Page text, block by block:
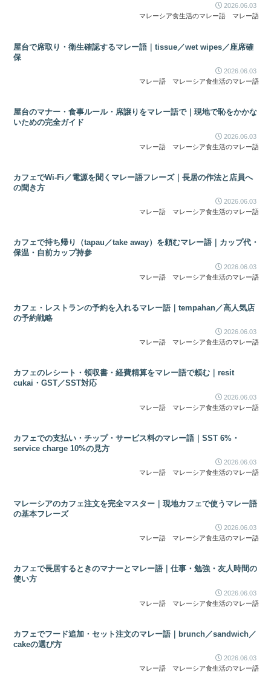
2026.06.03
マレーシア食生活のマレー語
マレー語
屋台で席取り・衛生確認するマレー語｜tissue／wet wipes／座席確
保
2026.06.03
マレー語
マレーシア食生活のマレー語
屋台のマナー・食事ルール・席譲りをマレー語で｜現地で恥をかかな
いための完全ガイド
2026.06.03
マレー語
マレーシア食生活のマレー語
カフェでWi-Fi／電源を聞くマレー語フレーズ｜長居の作法と店員へ
の聞き方
2026.06.03
マレー語
マレーシア食生活のマレー語
カフェで持ち帰り（tapau／take away）を頼むマレー語｜カップ代・
保温・自前カップ持参
2026.06.03
マレー語
マレーシア食生活のマレー語
カフェ・レストランの予約を入れるマレー語｜tempahan／高人気店
の予約戦略
2026.06.03
マレー語
マレーシア食生活のマレー語
カフェのレシート・領収書・経費精算をマレー語で頼む｜resit
cukai・GST／SST対応
2026.06.03
マレー語
マレーシア食生活のマレー語
カフェでの支払い・チップ・サービス料のマレー語｜SST 6%・
service charge 10%の見方
2026.06.03
マレー語
マレーシア食生活のマレー語
マレーシアのカフェ注文を完全マスター｜現地カフェで使うマレー語
の基本フレーズ
2026.06.03
マレー語
マレーシア食生活のマレー語
カフェで長居するときのマナーとマレー語｜仕事・勉強・友人時間の
使い方
2026.06.03
マレー語
マレーシア食生活のマレー語
カフェでフード追加・セット注文のマレー語｜brunch／sandwich／
cakeの選び方
2026.06.03
マレー語
マレーシア食生活のマレー語